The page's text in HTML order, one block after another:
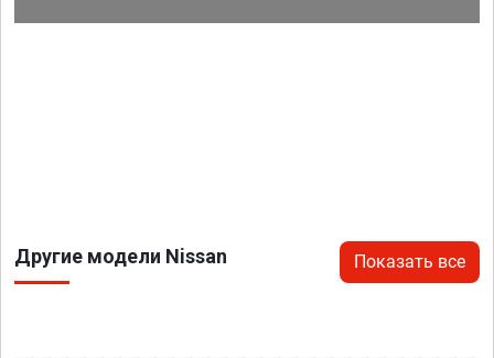
Другие модели Nissan Показать все